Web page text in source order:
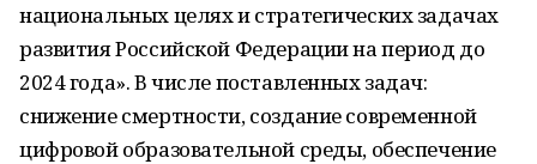
национальных целях и стратегических задачах
развития Российской Федерации на период до
2024 года». В числе поставленных задач:
снижение смертности, создание современной
цифровой образовательной среды, обеспечение